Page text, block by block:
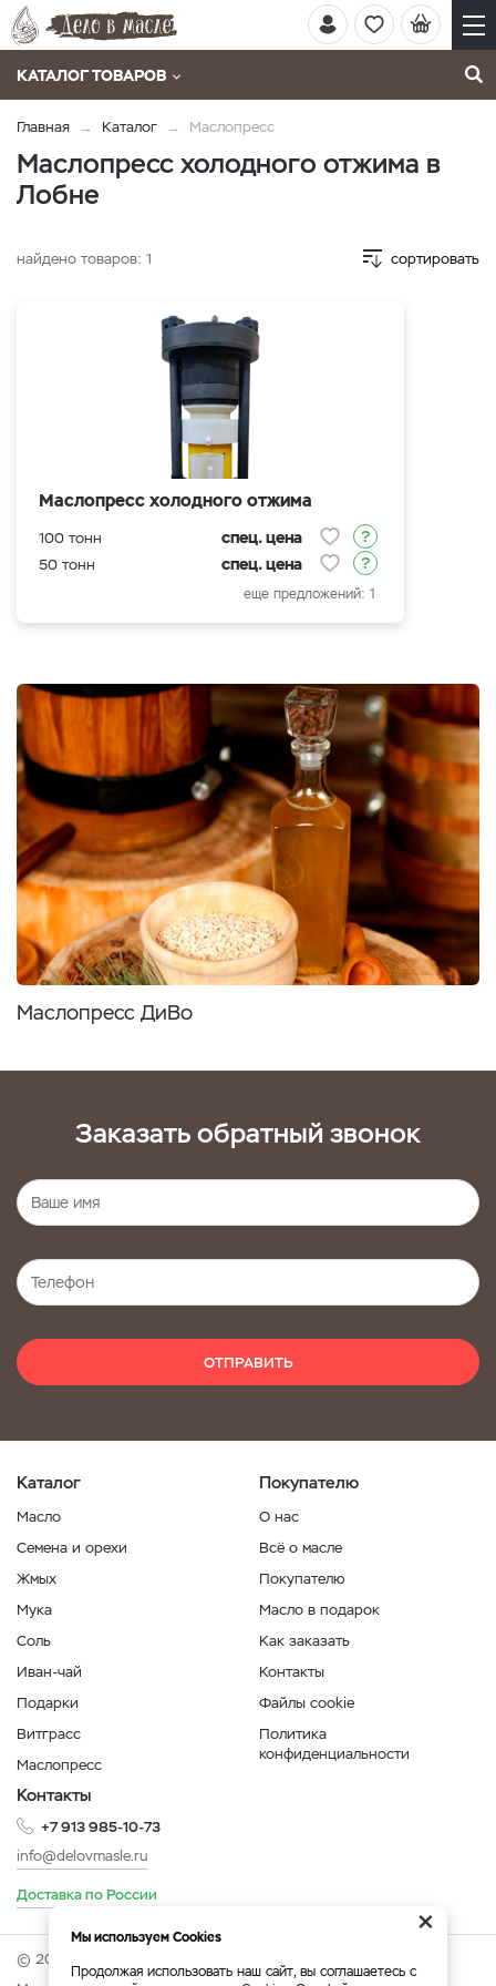
КАТАЛОГ ТОВАРОВ
Главная Каталог Маслопресс
Маслопресс холодного отжима в
Лобне
найдено товаров: 1 сортировать
Маслопресс холодного отжима
100 тонн спец. цена
50 тонн спец. цена
еще предложений: 1
Маслопресс ДиВо
Заказать обратный звонок
ОТПРАВИТЬ
Каталог
Масло
Семена и орехи
Жмых
Мука
Соль
Иван-чай
Подарки
Витграсс
Маслопресс
Покупателю
О нас
Всё о масле
Покупателю
Масло в подарок
Как заказать
Контакты
Файлы cookie
Политика
конфиденциальности
Контакты
+7 913 985-10-73
info@delovmasle.ru
Доставка по России
© 2026 Интернет-магазин "Дело в масле".
×
Мы используем Cookies
Продолжая использовать наш сайт, вы соглашаетесь с